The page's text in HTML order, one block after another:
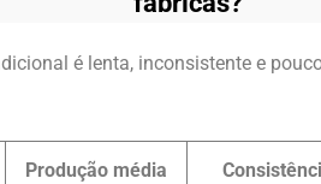
é lenta, inconsistente e
Produção média